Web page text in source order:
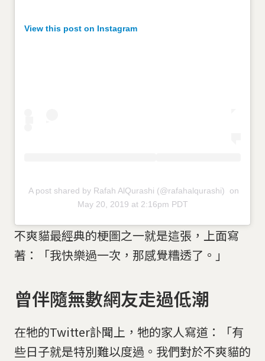
View this post on Instagram
A post shared by Rafah AlQurashi (@rafahalqurashi)
on
May 20, 2019 at 2:16pm PDT
不爽貓最經典的梗圖之一就是這張，上面寫
著：「我快樂過一次，那感覺糟透了。」
曾伴隨無數網友走過低潮
在牠的Twitter訃聞上，牠的家人寫道：「有
些日子就是特別難以度過。我們對於不爽貓的